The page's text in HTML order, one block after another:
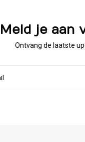
Meld je aan
Ontvang de laatste